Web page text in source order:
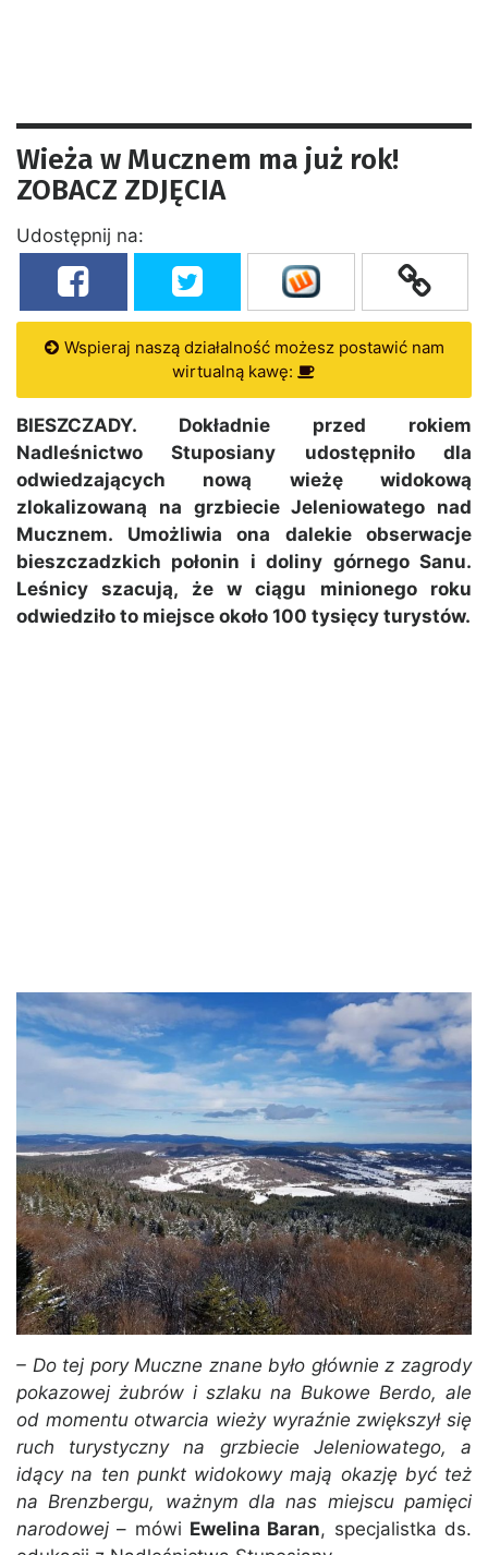
Wieża w Mucznem ma już rok!
ZOBACZ ZDJĘCIA
Udostępnij na:
Wspieraj naszą działalność możesz postawić nam
wirtualną kawę:
BIESZCZADY. Dokładnie przed rokiem
Nadleśnictwo Stuposiany udostępniło dla
odwiedzających nową wieżę widokową
zlokalizowaną na grzbiecie Jeleniowatego nad
Mucznem. Umożliwia ona dalekie obserwacje
bieszczadzkich połonin i doliny górnego Sanu.
Leśnicy szacują, że w ciągu minionego roku
odwiedziło to miejsce około 100 tysięcy turystów.
– Do tej pory Muczne znane było głównie z zagrody
pokazowej żubrów i szlaku na Bukowe Berdo, ale
od momentu otwarcia wieży wyraźnie zwiększył się
ruch turystyczny na grzbiecie Jeleniowatego, a
idący na ten punkt widokowy mają okazję być też
na Brenzbergu, ważnym dla nas miejscu pamięci
narodowej – mówi Ewelina Baran, specjalistka ds.